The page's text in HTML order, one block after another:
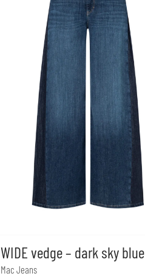
WIDE vedge – dark sky blue
Mac Jeans